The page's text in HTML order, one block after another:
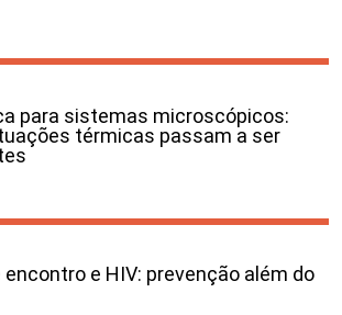
para sistemas microscópicos:
térmicas passam a ser
e HIV: prevenção além do